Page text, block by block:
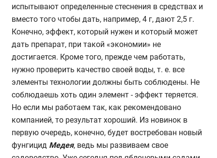
испытывают определенные стеснения в средствах и
вместо того чтобы дать, например, 4 г, дают 2,5 г.
Конечно, эффект, который нужен и который может
дать препарат, при такой «экономии» не
достигается. Кроме того, прежде чем работать,
нужно проверить качество своей воды, т. е. все
элементы технологии должны быть соблюдены. Не
соблюдаешь хоть один элемент - эффект теряется.
Но если мы работаем так, как рекомендовано
компанией, то результат хороший. Из новинок в
первую очередь, конечно, будет востребован новый
фунгицид Медея, ведь мы развиваем свое